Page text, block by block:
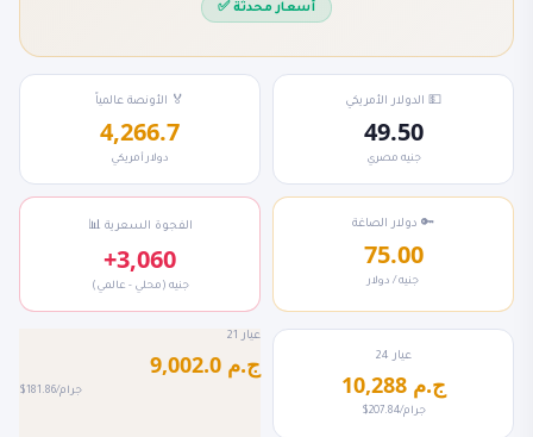
✅ أسعار محدثة
💵 الدولار الأمريكي
49.50
جنيه مصري
🏅 الأونصة عالمياً
4,266.7
دولار أمريكي
🔑 دولار الصاغة
75.00
جنيه / دولار
📊 الفجوة السعرية
+3,060
جنيه (محلي - عالمي)
عيار 24
10,288 ج.م
$207.84/جرام
عيار 21
9,002.0 ج.م
$181.86/جرام